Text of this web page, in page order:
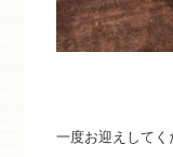
一度お迎えして